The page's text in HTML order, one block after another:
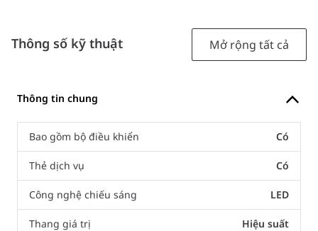
Thông số kỹ thuật Mở rộng tất cả
Thông tin chung
Bao gồm bộ điều khiển Có
Thẻ dịch vụ Có
Công nghệ chiếu sáng LED
Thang giá trị Hiệu suất